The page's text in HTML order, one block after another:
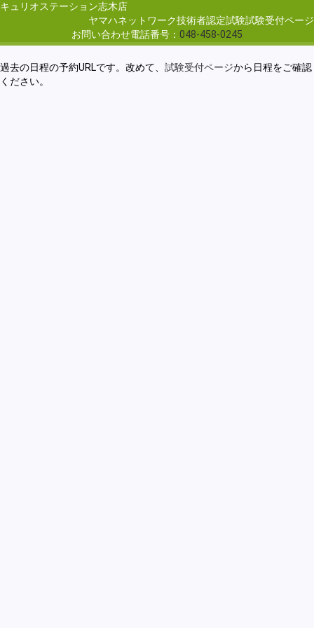
キュリオステーション志木店
ヤマハネットワーク技術者認定試験試験受付ページ
お問い合わせ電話番号： 048-458-0245
過去の日程の予約URLです。改めて、 試験受付ページから日程をご確認
ください。